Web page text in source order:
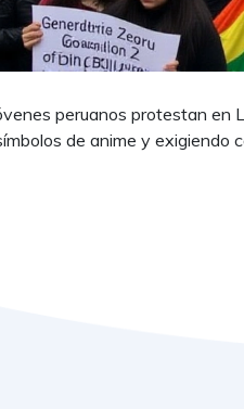
peruanos protestan en
de anime y exigiendo